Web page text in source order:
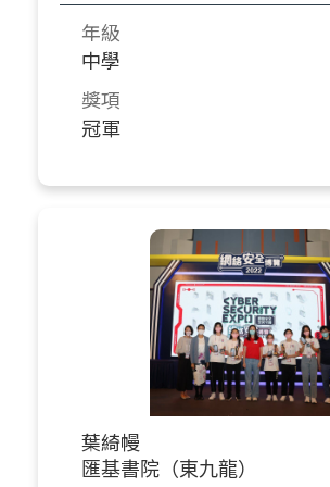
年級
中學
獎項
冠軍
葉綺幔
匯基書院（東九龍）